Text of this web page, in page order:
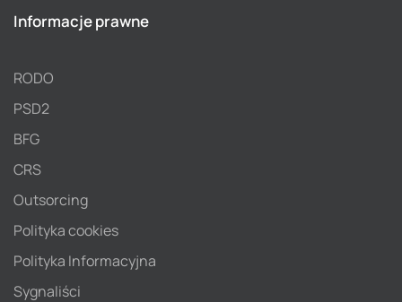
Informacje prawne
RODO
PSD2
BFG
CRS
Outsorcing
Polityka cookies
Polityka Informacyjna
Sygnaliści